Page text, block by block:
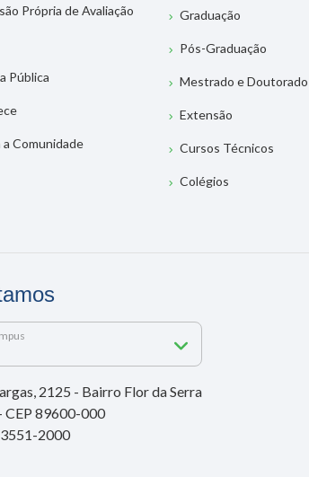
Própria de Avaliação
Pública
a Comunidade
Graduação
Pós-Graduação
Mestrado e Doutorado
Extensão
Cursos Técnicos
Colégios
2125 - Bairro Flor da Serra
CEP 89600-000
2000